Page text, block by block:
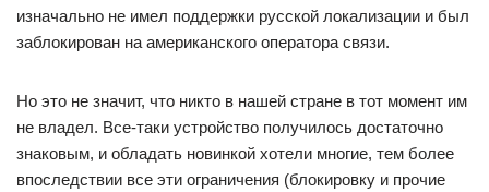
изначально не имел поддержки русской локализации и был
заблокирован на американского оператора связи.
Но это не значит, что никто в нашей стране в тот момент им
не владел. Все-таки устройство получилось достаточно
знаковым, и обладать новинкой хотели многие, тем более
впоследствии все эти ограничения (блокировку и прочие